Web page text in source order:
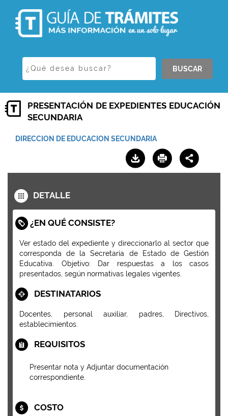
BUSCAR
PRESENTACIÓN DE EXPEDIENTES EDUCACIÓN
SECUNDARIA
DIRECCION DE EDUCACION SECUNDARIA
DETALLE
¿EN QUÉ CONSISTE?
Ver estado del expediente y direccionarlo al sector que
corresponda de la Secretaría de Estado de Gestión
Educativa. Objetivo: Dar respuestas a los casos
presentados, según normativas legales vigentes.
DESTINATARIOS
Docentes, personal auxiliar, padres, Directivos,
establecimientos.
REQUISITOS
Presentar nota y Adjuntar documentación
correspondiente.
COSTO